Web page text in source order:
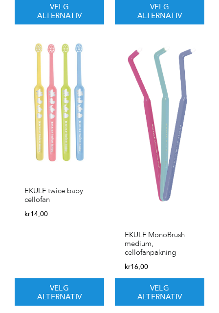
VELG
ALTERNATIV
VELG
ALTERNATIV
EKULF twice baby
cellofan
kr14,00
VELG
ALTERNATIV
EKULF MonoBrush
medium,
cellofanpakning
kr16,00
VELG
ALTERNATIV